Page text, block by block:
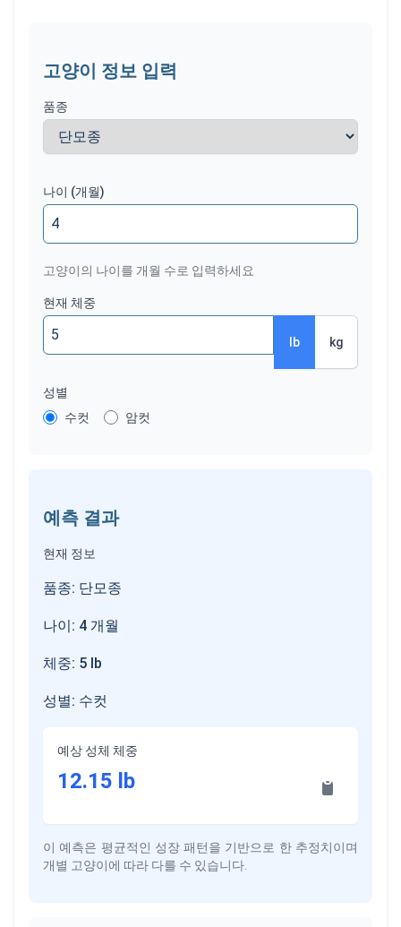
고양이 정보 입력
품종
나이 (개월)
고양이의 나이를 개월 수로 입력하세요
현재 체중
lb kg
성별
수컷
암컷
예측 결과
현재 정보
품종: 단모종
나이: 4 개월
체중: 5 lb
성별: 수컷
예상 성체 체중
12.15 lb
이 예측은 평균적인 성장 패턴을 기반으로 한 추정치이며
개별 고양이에 따라 다를 수 있습니다.